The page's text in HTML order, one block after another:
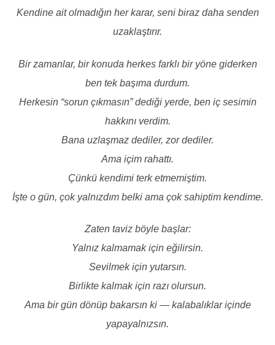
Kendine ait olmadığın her karar, seni biraz daha senden
uzaklaştırır.
Bir zamanlar, bir konuda herkes farklı bir yöne giderken
ben tek başıma durdum.
Herkesin “sorun çıkmasın” dediği yerde, ben iç sesimin
hakkını verdim.
Bana uzlaşmaz dediler, zor dediler.
Ama içim rahattı.
Çünkü kendimi terk etmemiştim.
İşte o gün, çok yalnızdım belki ama çok sahiptim kendime.
Zaten taviz böyle başlar:
Yalnız kalmamak için eğilirsin.
Sevilmek için yutarsın.
Birlikte kalmak için razı olursun.
Ama bir gün dönüp bakarsın ki — kalabalıklar içinde
yapayalnızsın.